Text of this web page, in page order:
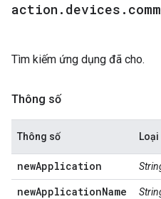
action . devices .
Tìm kiếm ứng dụng đã cho.
Thông số
Thông số Loại
newApplication
newApplicationName